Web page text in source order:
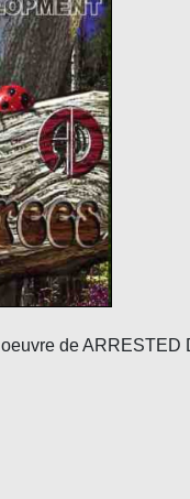
de ARRESTED